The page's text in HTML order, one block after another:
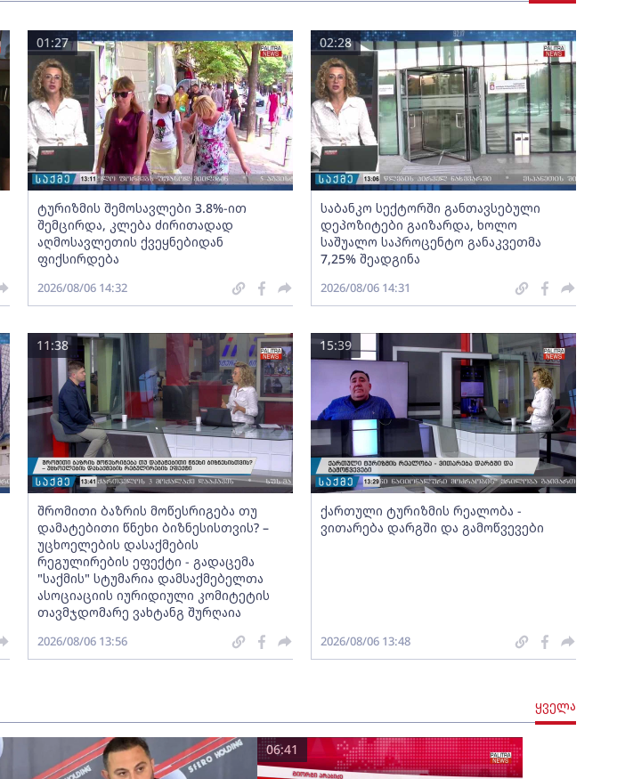
ტურიზმის შემოსავლები 3.8%-ით
შემცირდა, კლება ძირითადად
აღმოსავლეთის ქვეყნებიდან
ფიქსირდება
01:27
2026/08/06 14:32
საბანკო სექტორში განთავსებული
დეპოზიტები გაიზარდა, ხოლო
საშუალო საპროცენტო განაკვეთმა
7,25% შეადგინა
02:28
2026/08/06 14:31
შრომითი ბაზრის მოწესრიგება თუ
დამატებითი წნეხი ბიზნესისთვის? –
უცხოელების დასაქმების
რეგულირების ეფექტი - გადაცემა
"საქმის" სტუმარია დამსაქმებელთა
ასოციაციის იურიდიული კომიტეტის
თავმჯდომარე ვახტანგ შურღაია
11:38
2026/08/06 13:56
ქართული ტურიზმის რეალობა -
ვითარება დარგში და გამოწვევები
15:39
2026/08/06 13:48
ყველა
06:41